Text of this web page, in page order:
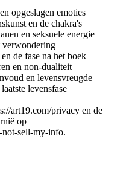
opgeslagen emoties
en de chakra's
en seksuele energie
verwondering
de fase na het boek
en non-dualiteit
en levensvreugde
levensfase
art19.com/privacy en de
op
not-sell-my-info.